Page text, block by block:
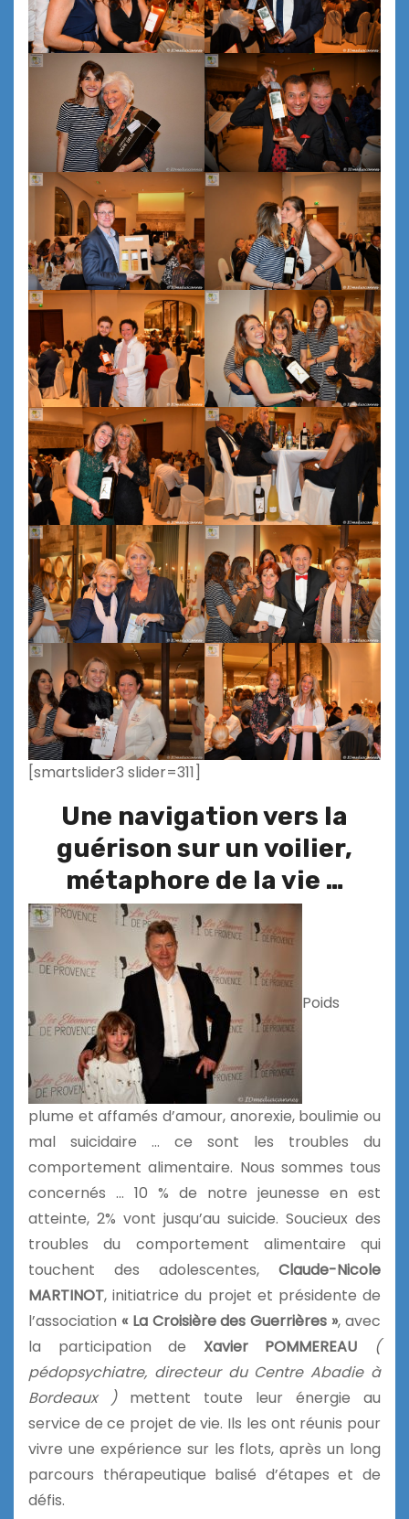
[smartslider3 slider=311]
Une navigation vers la
guérison sur un voilier,
métaphore de la vie …
Poids
plume et affamés d’amour, anorexie, boulimie ou
mal suicidaire … ce sont les troubles du
comportement alimentaire. Nous sommes tous
concernés … 10 % de notre jeunesse en est
atteinte, 2% vont jusqu’au suicide. Soucieux des
troubles du comportement alimentaire qui
touchent des adolescentes, Claude-Nicole
MARTINOT, initiatrice du projet et présidente de
l’association « La Croisière des Guerrières », avec
la participation de Xavier POMMEREAU
(
pédopsychiatre, directeur du Centre Abadie à
Bordeaux )mettent toute leur énergie au
service de ce projet de vie. Ils les ont réunis pour
vivre une expérience sur les flots, après un long
parcours thérapeutique balisé d’étapes et de
défis.